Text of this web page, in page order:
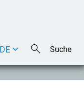
DE
EN